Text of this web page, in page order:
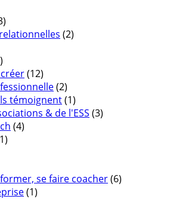
(2)
(12)
(2)
témoignent(1)
& de l'ESS (3)
(4)
se faire coacher(6)
(1)